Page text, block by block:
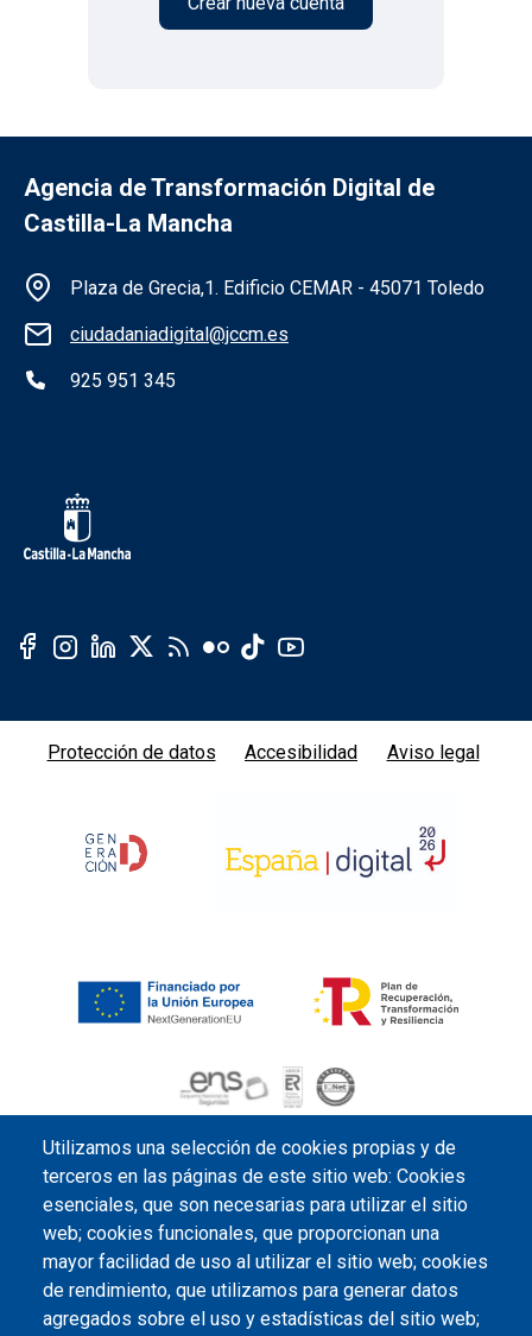
Agencia de Transformación Digital de
Castilla-La Mancha
Información de la institución
Plaza de Grecia,1. Edificio CEMAR - 45071 Toledo
ciudadaniadigital@jccm.es
925 951 345
Redes sociales JCCM
Protección de datos Accesibilidad Aviso legal
Utilizamos una selección de cookies propias y de
terceros en las páginas de este sitio web: Cookies
esenciales, que son necesarias para utilizar el sitio
web; cookies funcionales, que proporcionan una
mayor facilidad de uso al utilizar el sitio web; cookies
de rendimiento, que utilizamos para generar datos
agregados sobre el uso y estadísticas del sitio web;